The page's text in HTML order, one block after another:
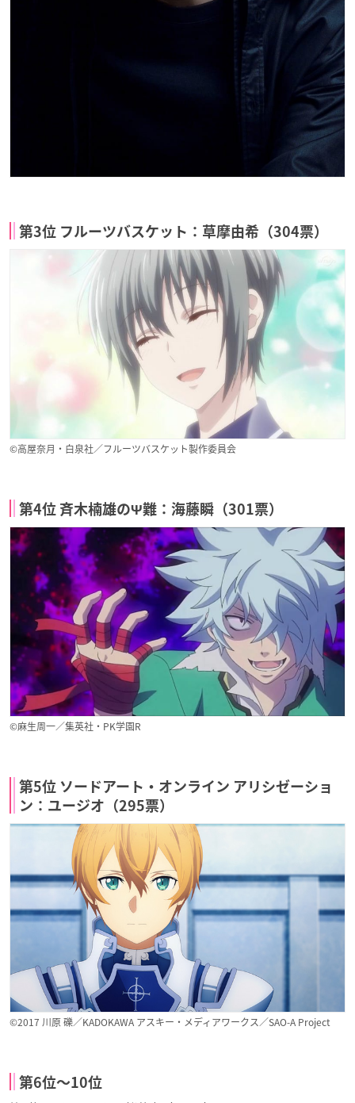
第3位 フルーツバスケット：草摩由希（304票）
©高屋奈月・白泉社／フルーツバスケット製作委員会
第4位 斉木楠雄のΨ難：海藤瞬（301票）
©麻生周一／集英社・PK学園R
第5位 ソードアート・オンライン アリシゼーショ
ン：ユージオ（295票）
©2017 川原 礫／KADOKAWA アスキー・メディアワークス／SAO-A Project
第6位〜10位